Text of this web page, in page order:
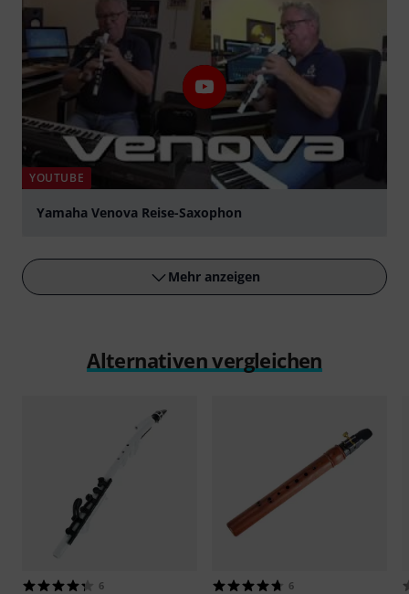
YOUTUBE
Yamaha Venova Reise-Saxophon
Mehr anzeigen
Alternativen vergleichen
6 6